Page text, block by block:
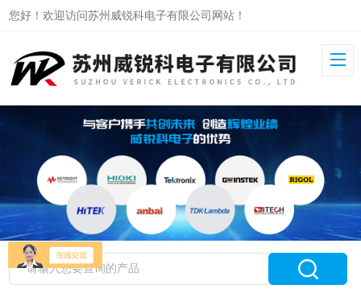
您好！欢迎访问苏州威锐科电子有限公司网站！